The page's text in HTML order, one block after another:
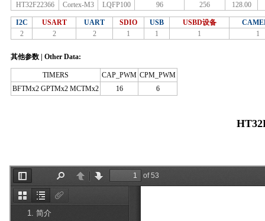
HT32F22366
Cortex-M3 LQFP100 96 256 128.00
I2C USART UART SDIO USB USBD设备
2
2 2 1 1 1 1
其他参数 | Other Data:
TIMERS CAP_PWM CPM_PWM
BFTMx2 GPTMx2 MCTMx2
16 6